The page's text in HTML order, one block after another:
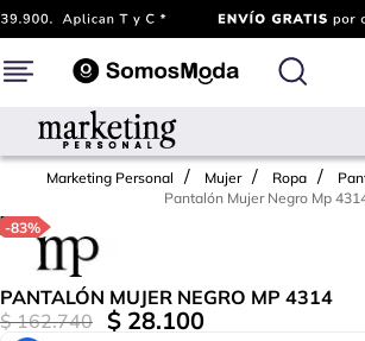
Marketing Personal Mujer Ropa
Pantalón Mujer Negro Mp
-83%
PANTALÓN MUJER NEGRO MP 4314
$ 162.740 $ 28.100